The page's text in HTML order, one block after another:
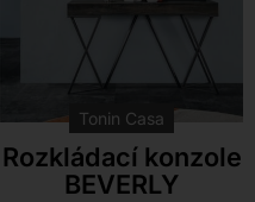
Tonin Casa
Rozkládací konzole
BEVERLY